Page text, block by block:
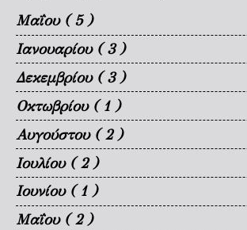
Μαΐου ( 5 )
Ιανουαρίου ( 3 )
Δεκεμβρίου ( 3 )
Οκτωβρίου ( 1 )
Αυγούστου ( 2 )
Ιουλίου ( 2 )
Ιουνίου ( 1 )
Μαΐου ( 2 )